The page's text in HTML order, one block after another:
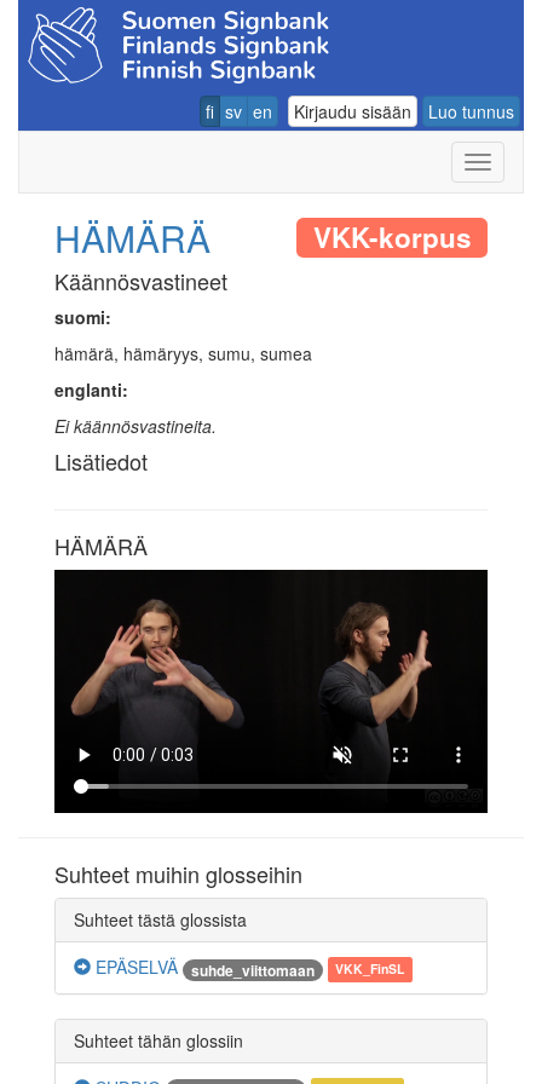
fi sv en Kirjaudu sisään Luo tunnus
HÄMÄRÄ VKK-korpus
Käännösvastineet
suomi:
hämärä, hämäryys, sumu, sumea
englanti:
Ei käännösvastineita.
Lisätiedot
HÄMÄRÄ
Suhteet muihin glosseihin
Suhteet tästä glossista
EPÄSELVÄ
suhde_viittomaan VKK_FinSL
Suhteet tähän glossiin